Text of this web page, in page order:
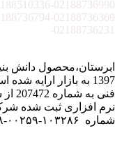
02188736990-
02188736369-
02188736231-
ابرستان،محصول دانش
1397 به بازار ارایه
نرم افزاری ثبت شده
شماره ۱۰۳۲۸۶-۰۰۲۵۹-۸ ) می باشد.